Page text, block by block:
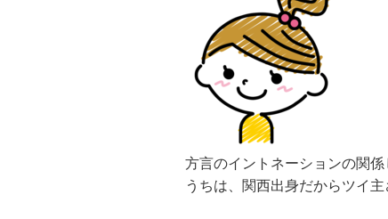
方言のイントネーションの関係
うちは、関西出身だからツイ主